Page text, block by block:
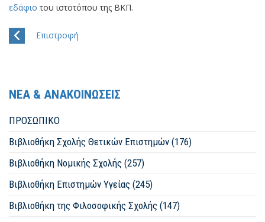
εδάφιο του ιστοτόπου της ΒΚΠ.
Επιστροφή
ΝΕΑ & ΑΝΑΚΟΙΝΩΣΕΙΣ
ΠΡΟΣΩΠΙΚΟ
Βιβλιοθήκη Σχολής Θετικών Επιστημών (176)
Βιβλιοθήκη Νομικής Σχολής (257)
Βιβλιοθήκη Επιστημών Υγείας (245)
Βιβλιοθήκη της Φιλοσοφικής Σχολής (147)